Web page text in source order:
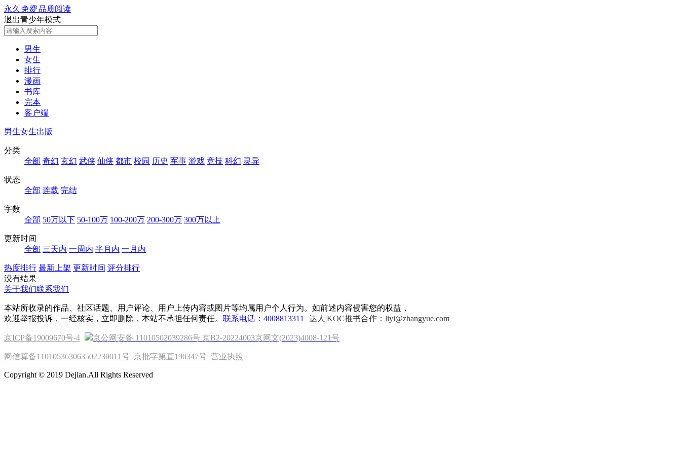
永久 免费品质阅读
退出青少年模式
男生
女生
排行
漫画
书库
完本
客户端
男生女生出版
分类
全部 奇幻 玄幻 武侠 仙侠 都市 校园 历史 军事 游戏 竞技 科幻 灵异
状态
全部 连载 完结
字数
全部 50万以下 50-100万 100-200万 200-300万 300万以上
更新时间
全部 三天内 一周内 半月内 一月内
热度排行 最新上架 更新时间 评分排行
没有结果
关于我们联系我们
本站所收录的作品、社区话题、用户评论、用户上传内容或图片等均属用户个人行为。如前述内容侵害您的权益，
欢迎举报投诉，一经核实，立即删除，本站不承担任何责任。 联系电话：4008813311 达人|KOC推书合作：liyi@zhangyue.com
京ICP备19009670号-4 京公网安备 11010502039286号 京B2-20224003京网文(2023)4008-121号
网信算备110105363063502230011号 京批字第直190347号 营业执照
Copyright © 2019 Dejian.All Rights Reserved